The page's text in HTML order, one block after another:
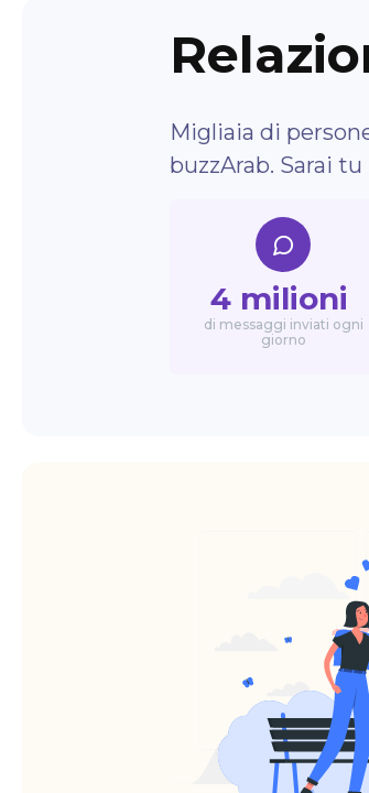
Migliaia di
buzzArab. Sarai
4 milioni
di messaggi inviati ogni
giorno